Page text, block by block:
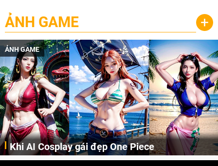
ẢNH GAME +
ẢNH GAME
Khi AI Cosplay gái đẹp One Piece
Những cô nàng nóng bỏng Boa Hancock, Nico Robin, Nami, Yamato hay Perona được AI vẽ lại dưới hình thức Cosplay cực kỳ chuẩn chỉnh.